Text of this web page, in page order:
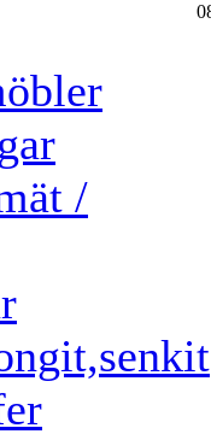
/